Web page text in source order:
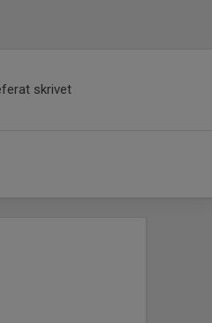
skrivet